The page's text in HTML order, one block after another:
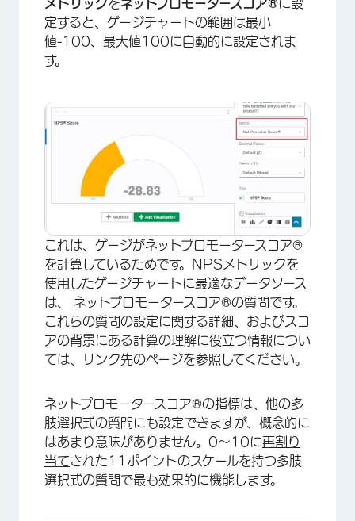
×
メトリックをネットプロモータースコア®に設
定すると、ゲージチャートの範囲は最小
値-100、最大値100に自動的に設定されま
す。
これは、ゲージがネットプロモータースコア®
を計算しているためです。NPSメトリックを
使用したゲージチャートに最適なデータソース
は、 ネットプロモータースコア®の質問です。
これらの質問の設定に関する詳細、およびスコ
アの背景にある計算の理解に役立つ情報につい
ては、リンク先のページを参照してください。
ネットプロモータースコア®の指標は、他の多
肢選択式の質問にも設定できますが、概念的に
はあまり意味がありません。0～10に再割り
当てされた11ポイントのスケールを持つ多肢
選択式の質問で最も効果的に機能します。